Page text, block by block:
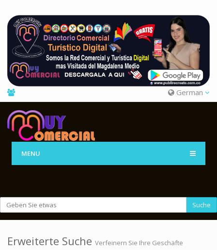
German
MENU
Suche
Erweiterte Suche Verfeinern Sie Ihre Geschäfte